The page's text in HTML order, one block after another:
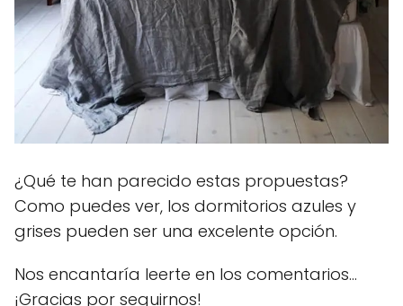
¿Qué te han parecido estas propuestas?
Como puedes ver, los dormitorios azules y
grises pueden ser una excelente opción.
Nos encantaría leerte en los comentarios...
¡Gracias por seguirnos!